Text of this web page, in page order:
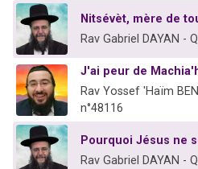
Nitsévèt, mère de
Rav Gabriel DAYAN -
J'ai peur de
Rav Yossef 'Haïm
n°48116
Pourquoi Jésus ne
Rav Gabriel DAYAN -